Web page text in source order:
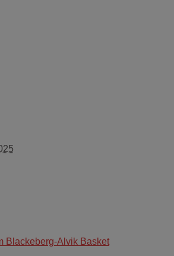
Blackeberg-Alvik Basket